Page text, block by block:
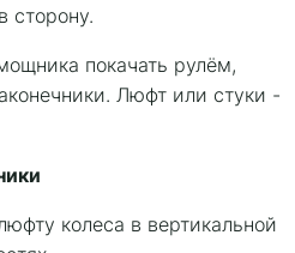
сторону.
покачать рулём,
Люфт или стуки -
колеса в вертикальной